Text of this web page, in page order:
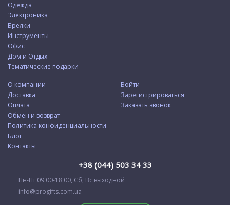
Одежда
Электроника
Брелки
Инструменты
Офис
Дом и Отдых
Тематические подарки
О компании
Доставка
Оплата
Обмен и возврат
Политика конфиденциальности
Блог
Контакты
Войти
Зарегистрироваться
Заказать звонок
+38 (044) 503 34 33
Пн-Пт 09:00-18:00, Сб, Вс выходной
info@progifts.com.ua